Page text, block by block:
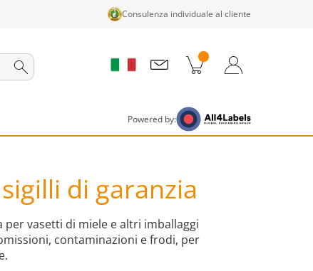
Consulenza individuale al cliente
Powered by:
di garanzia
per vasetti di miele e altri imballaggi
contaminazioni e frodi, per